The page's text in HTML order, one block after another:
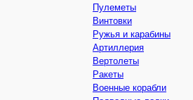
Пулеметы
Винтовки
Ружья и карабины
Артиллерия
Вертолеты
Ракеты
Военные корабли